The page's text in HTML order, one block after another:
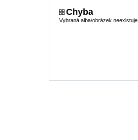
Chyba
Vybraná alba/obrázek neexistuje